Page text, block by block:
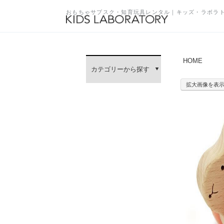
おもちゃサブスク・知育玩具レンタル｜キッズ・ラボラ
カテゴリーから探す
HOME
拡大画像を表